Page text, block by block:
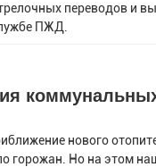
переводов и
ПЖД.
нового
горожан. Но на этом